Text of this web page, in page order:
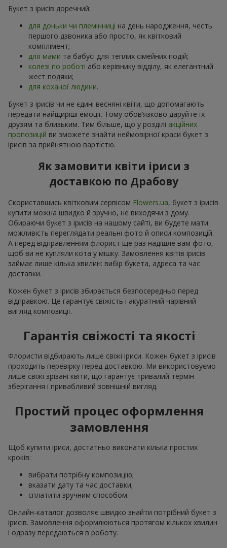
Букет з ірисів доречний:
для доньки чи племінниці на день народження, честь
першого дзвоника або просто, як квітковий
комплімент;
для мами та бабусі для теплих сімейних подій;
колезі по роботі або керівнику відділу, як елегантний
жест подяки;
для коханої людини.
Букет з ірисів чи не єдині весняні квіти, що допомагають
передати найщиріші емоції. Тому обов’язково даруйте їх
друзям та близьким. Тим більше, що у розділі акційних
пропозицій ви зможете знайти неймовірної краси букет з
ірисів за прийнятною вартістю.
Як замовити квіти іриси з
доставкою по Драбову
Скориставшись квітковим сервісом Flowers.ua, букет з ірисів
купити можна швидко й зручно, не виходячи з дому.
Обираючи букет з ірисів на нашому сайті, ви будете мати
можливість переглядати реальні фото й описи композицій.
А перед відправленням флорист ще раз надішле вам фото,
щоб ви не купляли кота у мішку. Замовлення квітів ірисів
займає лише кілька хвилин: вибір букета, адреса та час
доставки.
Кожен букет з ірисів збирається безпосередньо перед
відправкою. Це гарантує свіжість і акуратний чарівний
вигляд композиції.
Гарантія свіжості та якості
Флористи відбирають лише свіжі іриси. Кожен букет з ірисів
проходить перевірку перед доставкою. Ми використовуємо
лише свіжі зрізані квіти, що гарантує тривалий термін
зберігання і привабливий зовнішній вигляд.
Простий процес оформлення
замовлення
Щоб купити іриси, достатньо виконати кілька простих
кроків:
вибрати потрібну композицію;
вказати дату та час доставки;
сплатити зручним способом.
Онлайн-каталог дозволяє швидко знайти потрібний букет з
ірисів. Замовлення оформлюються протягом кількох хвилин
і одразу передаються в роботу.